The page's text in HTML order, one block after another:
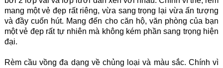
mang một vẻ đẹp rất riêng, vừa sang trọng lại vừa ấn tượng
và đầy cuốn hút. Mang đến cho căn hộ, văn phòng của bạn
một vẻ đẹp rất tự nhiên mà không kém phần sang trọng hiện
đại.
Rèm cầu vồng đa dạng về chủng loại và màu sắc. Chính vì